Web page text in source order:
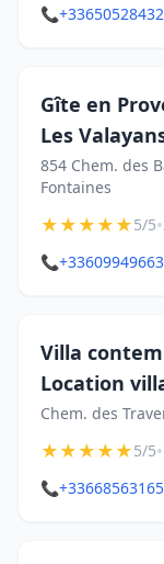
📞+33650528432
Gîte en
Les
854 Chem. des
Fontaines
★★★★★5/5•
📞+33609949663
Villa
Location
Chem. des
★★★★★5/5•
📞+33668563165